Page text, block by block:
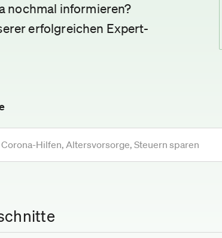
nochmal informieren?
erfolgreichen Expert-